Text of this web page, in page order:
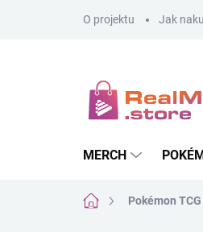
O projektu Jak
MERCH
Domů Pokémon TCG